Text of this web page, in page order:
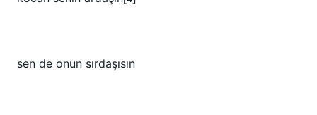
sen de onun sırdaşısın